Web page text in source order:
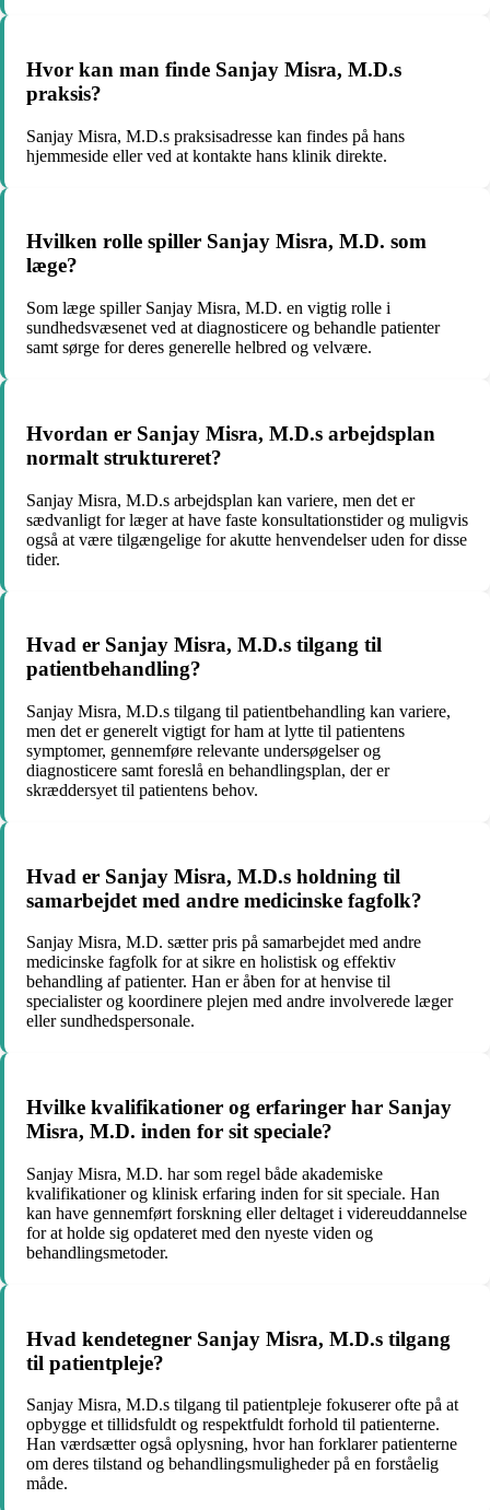
Hvor kan man finde Sanjay Misra, M.D.s
praksis?
Sanjay Misra, M.D.s praksisadresse kan findes på hans
hjemmeside eller ved at kontakte hans klinik direkte.
Hvilken rolle spiller Sanjay Misra, M.D. som
læge?
Som læge spiller Sanjay Misra, M.D. en vigtig rolle i
sundhedsvæsenet ved at diagnosticere og behandle patienter
samt sørge for deres generelle helbred og velvære.
Hvordan er Sanjay Misra, M.D.s arbejdsplan
normalt struktureret?
Sanjay Misra, M.D.s arbejdsplan kan variere, men det er
sædvanligt for læger at have faste konsultationstider og muligvis
også at være tilgængelige for akutte henvendelser uden for disse
tider.
Hvad er Sanjay Misra, M.D.s tilgang til
patientbehandling?
Sanjay Misra, M.D.s tilgang til patientbehandling kan variere,
men det er generelt vigtigt for ham at lytte til patientens
symptomer, gennemføre relevante undersøgelser og
diagnosticere samt foreslå en behandlingsplan, der er
skræddersyet til patientens behov.
Hvad er Sanjay Misra, M.D.s holdning til
samarbejdet med andre medicinske fagfolk?
Sanjay Misra, M.D. sætter pris på samarbejdet med andre
medicinske fagfolk for at sikre en holistisk og effektiv
behandling af patienter. Han er åben for at henvise til
specialister og koordinere plejen med andre involverede læger
eller sundhedspersonale.
Hvilke kvalifikationer og erfaringer har Sanjay
Misra, M.D. inden for sit speciale?
Sanjay Misra, M.D. har som regel både akademiske
kvalifikationer og klinisk erfaring inden for sit speciale. Han
kan have gennemført forskning eller deltaget i videreuddannelse
for at holde sig opdateret med den nyeste viden og
behandlingsmetoder.
Hvad kendetegner Sanjay Misra, M.D.s tilgang
til patientpleje?
Sanjay Misra, M.D.s tilgang til patientpleje fokuserer ofte på at
opbygge et tillidsfuldt og respektfuldt forhold til patienterne.
Han værdsætter også oplysning, hvor han forklarer patienterne
om deres tilstand og behandlingsmuligheder på en forståelig
måde.